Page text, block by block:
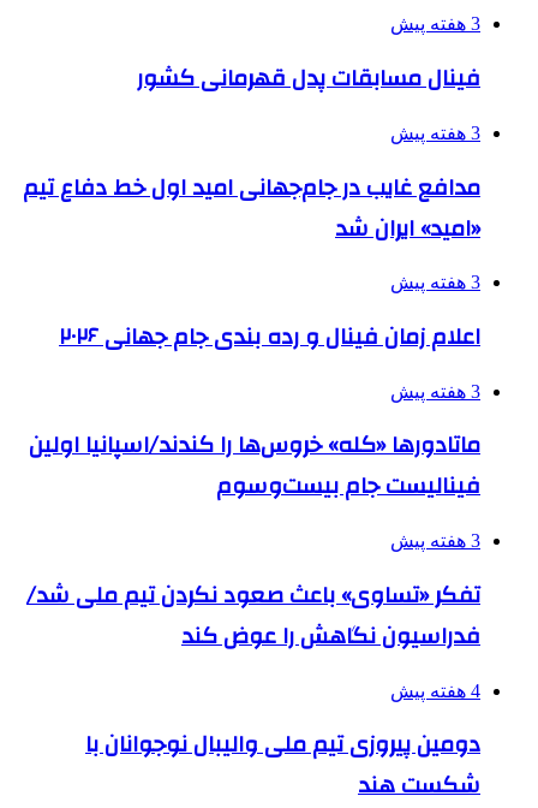
3 هفته پیش
فینال مسابقات پدل قهرمانی کشور
3 هفته پیش
مدافع غایب در جام‌جهانی امید اول خط دفاع تیم
«امید» ایران شد
3 هفته پیش
اعلام زمان فینال و رده بندی جام جهانی ۲۰۲۶
3 هفته پیش
ماتادورها «کله» خروس‌ها را کندند/اسپانیا اولین
فینالیست جام بیست‌وسوم
3 هفته پیش
تفکر «تساوی» باعث صعود نکردن تیم ملی شد/
فدراسیون نگاهش را عوض کند
4 هفته پیش
دومین پیروزی تیم ملی والیبال نوجوانان با
شکست هند